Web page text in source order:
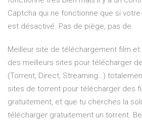
Captcha qui ne fonctionne que si
est désactivé. Pas de piège, pas de
Meilleur site de téléchargement film
des meilleurs sites pour télécharger
(Torrent, Direct, Streaming…)
sites de torrent pour télécharger des
gratuitement, et que tu cherches la
télécharger gratuitement un torrent.